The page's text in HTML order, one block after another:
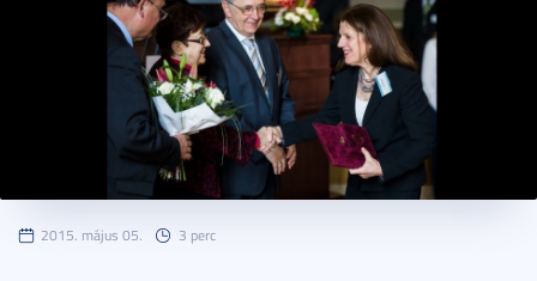
2015. május 05. 3 perc